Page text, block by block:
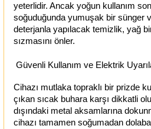
yeterlidir. Ancak yoğun kullanım
soğuduğunda yumuşak bir sünger
deterjanla yapılacak temizlik, yağ
sızmasını önler.
Güvenli Kullanım ve Elektrik
Cihazı mutlaka topraklı bir prizde
çıkan sıcak buhara karşı dikkatli
dışındaki metal aksamlarına
cihazı tamamen soğumadan